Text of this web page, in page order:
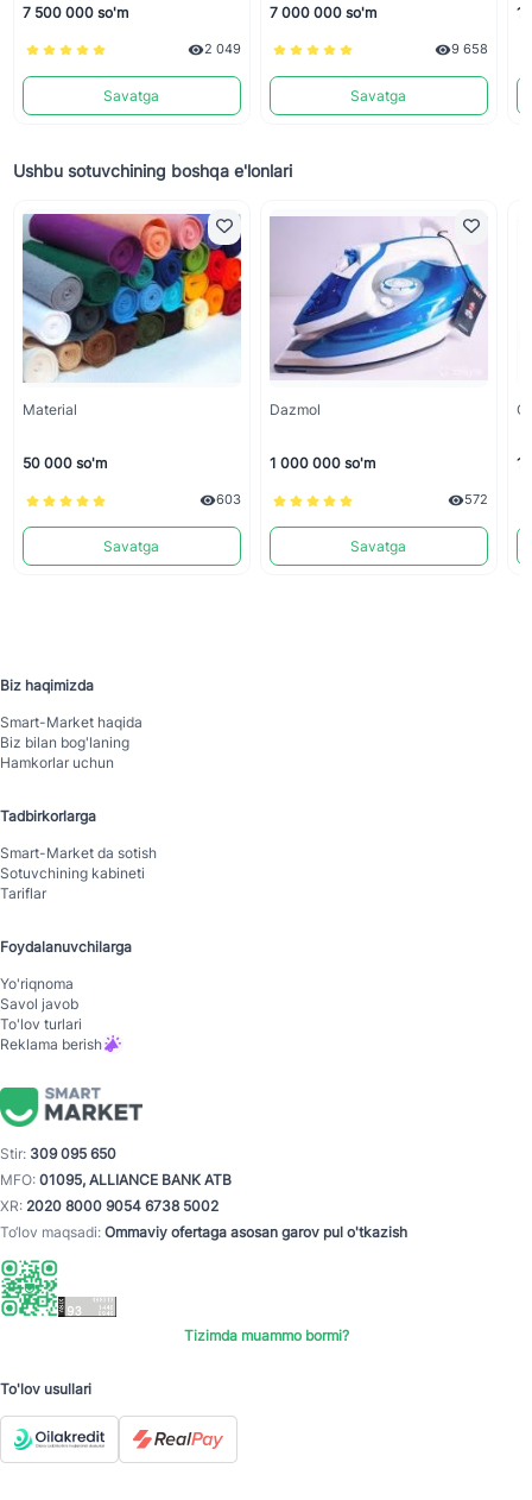
7 500 000 so'm
2 049
Savatga
7 000 000 so'm
9 658
Savatga
Ushbu sotuvchining boshqa e'lonlari
Material
50 000 so'm
603
Savatga
Dazmol
1 000 000 so'm
572
Savatga
Biz haqimizda
Smart-Mаrket haqida
Biz bilan bog'laning
Hamkorlar uchun
Tadbirkorlarga
Smart-Mаrket da sotish
Sotuvchining kabineti
Tariflar
Foydalanuvchilarga
Yo'riqnoma
Savol javob
To'lov turlari
Reklama berish
Stir: 309 095 650
MFO: 01095, ALLIANCE BANK ATB
XR: 2020 8000 9054 6738 5002
To‘lov maqsadi: Ommaviy ofertaga asosan garov pul o'tkazish
Tizimda muammo bormi?
To'lov usullari